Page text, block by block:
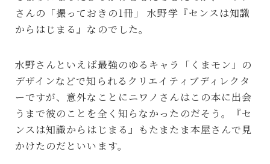
さんの「撮っておきの1冊」 水野学『センスは知識
からはじまる』なのでした。
水野さんといえば最強のゆるキャラ「くまモン」の
デザインなどで知られるクリエイティブディレクタ
ーですが、意外なことにニワノさんはこの本に出会
うまで彼のことを全く知らなかったのだそう。『セ
ンスは知識からはじまる』もたまたま本屋さんで見
かけたのだといいます。